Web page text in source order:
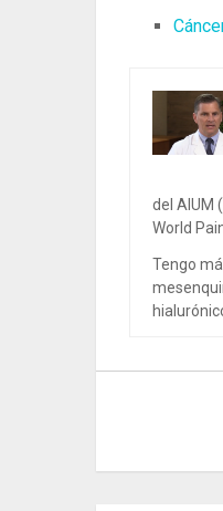
del AIUM
World
Tengo